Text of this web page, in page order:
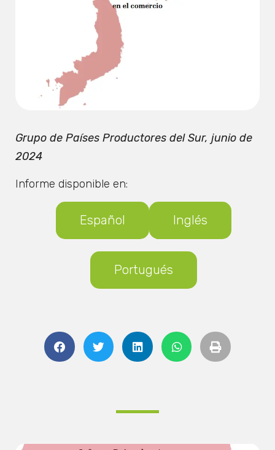
Grupo de Países Productores del Sur, junio de
2024
Informe disponible en:
Español Inglés
Portugués